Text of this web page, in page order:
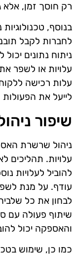
רק חוסך זמן, אלא
בנוסף,
לחברות לקבל
ניתוח נתונים
עלויות או לשפר
עלות רכישה ללקוח
לייעל את
שיפור
ניהול שרשרת
עלויות. תהליכים
להוביל לעלויות
עודף. על מנת
לבחון את כל
שיתוף פעולה עם
והאספקה יכול
כמו כן, שימוש